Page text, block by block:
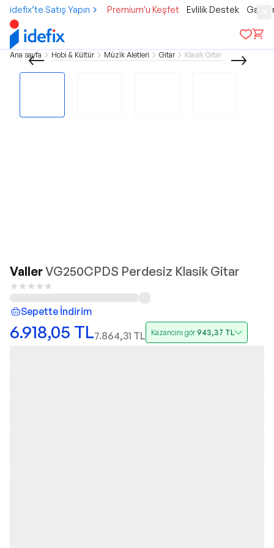
idefix’te Satış Yapın Premium'u Keşfet Evlilik Destek
Ana sayfa Hobi & Kültür Müzik Aletleri Gitar Klasik Gitar
VallerVG250CPDS Perdesiz Klasik Gitar
Sepette İndirim
6.918,05 TL7.864,31 TL Kazancını gör943,37 TL